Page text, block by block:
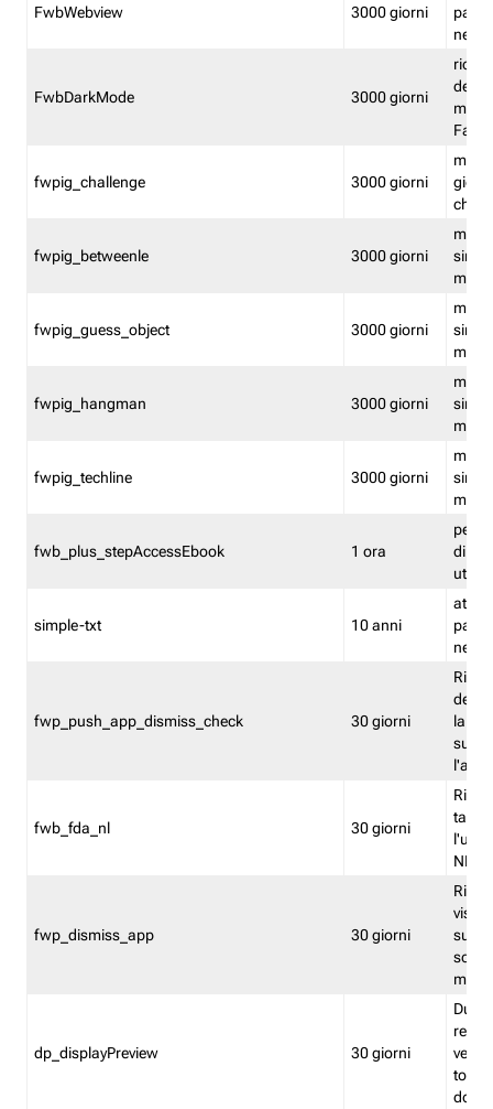
FwbWebview 3000 giorni
FwbDarkMode 3000 giorni
fwpig_challenge 3000 giorni
fwpig_betweenle 3000 giorni
fwpig_guess_object 3000 giorni
fwpig_hangman 3000 giorni
fwpig_techline 3000 giorni
fwb_plus_stepAccessEbook 1 ora
di un
simple-txt 10 anni
attiva
fwp_push_app_dismiss_check 30 giorni
la
fwb_fda_nl 30 giorni
NL
fwp_dismiss_app 30 giorni
visto
dp_displayPreview 30 giorni
torna
dopo